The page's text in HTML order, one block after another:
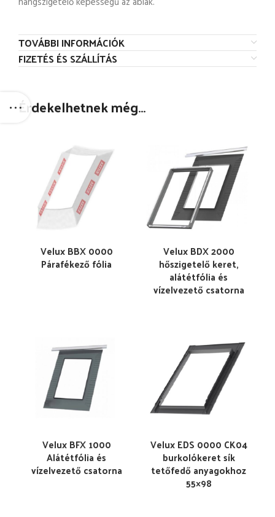
TOVÁBBI INFORMÁCIÓK
FIZETÉS ÉS SZÁLLÍTÁS
Érdekelhetnek még…
Velux BBX 0000
Párafékező fólia
Velux BDX 2000
hőszigetelő keret,
alátétfólia és
vízelvezető csatorna
Velux BFX 1000
Alátétfólia és
vízelvezető csatorna
Velux EDS 0000 CK04
burkolókeret sík
tetőfedő anyagokhoz
55×98